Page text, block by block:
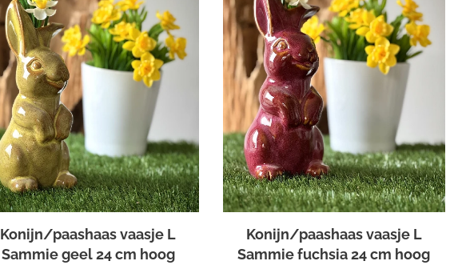
Konijn/paashaas vaasje L
Sammie geel 24 cm hoog
Konijn/paashaas vaasje L
Sammie fuchsia 24 cm hoog